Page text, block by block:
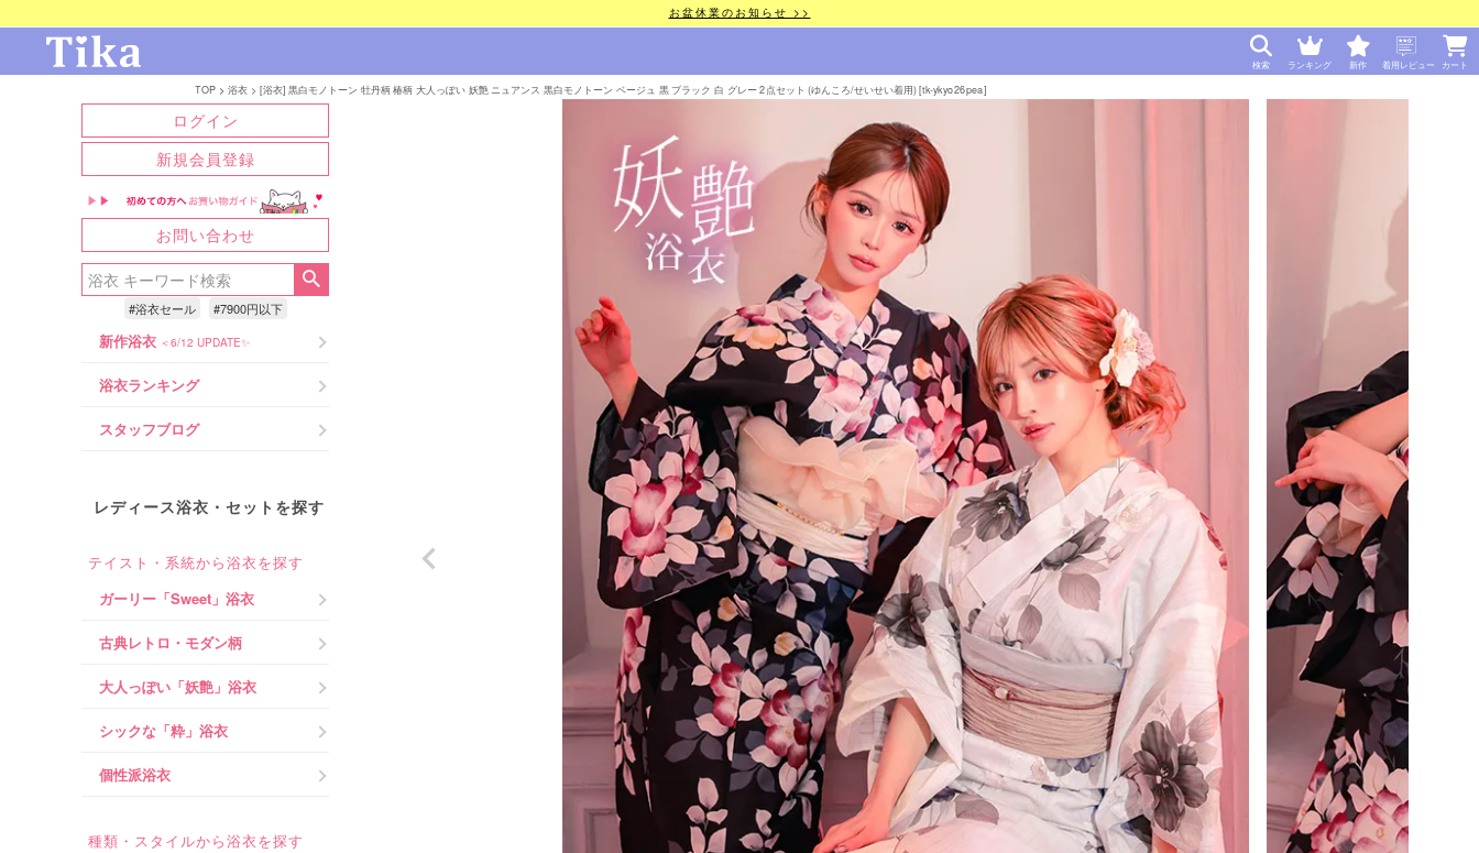
お盆休業のお知らせ >>
検索 ランキング 新作 着用レビュー カート
TOP 浴衣 [浴衣] 黒白モノトーン 牡丹柄 椿柄 大人っぽい 妖艶 ニュアンス 黒白モノトーン ベージュ 黒 ブラック 白 グレー 2点セット (ゆんころ/せいせい着用) [tk-ykyo26pea]
ログイン
新規会員登録
お問い合わせ
#浴衣セール #7900円以下
新作浴衣 ＜6/12 UPDATE✨
浴衣ランキング
スタッフブログ
レディース浴衣・セットを探す
テイスト・系統から浴衣を探す
ガーリー「Sweet」浴衣
古典レトロ・モダン柄
大人っぽい「妖艶」浴衣
シックな「粋」浴衣
個性派浴衣
種類・スタイルから浴衣を探す